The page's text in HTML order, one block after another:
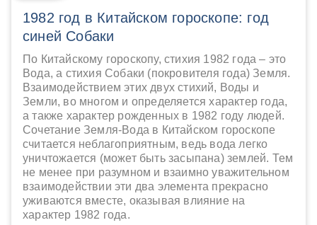
1982 год в Китайском гороскопе: год
синей Собаки
По Китайскому гороскопу, стихия 1982 года – это
Вода, а стихия Собаки (покровителя года) Земля.
Взаимодействием этих двух стихий, Воды и
Земли, во многом и определяется характер года,
а также характер рожденных в 1982 году людей.
Сочетание Земля-Вода в Китайском гороскопе
считается неблагоприятным, ведь вода легко
уничтожается (может быть засыпана) землей. Тем
не менее при разумном и взаимно уважительном
взаимодействии эти два элемента прекрасно
уживаются вместе, оказывая влияние на
характер 1982 года.